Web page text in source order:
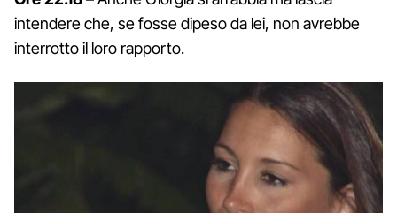
intendere che, se fosse dipeso da lei, non avrebbe
interrotto il loro rapporto.